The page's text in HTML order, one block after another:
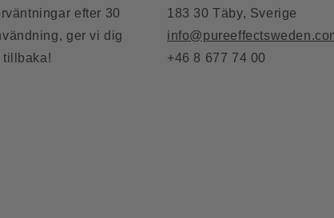
efter 30
ger vi dig
tillbaka!
183 30 Täby, Sverige
+46 8 677 74 00